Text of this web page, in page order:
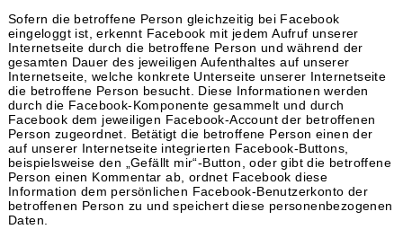
Sofern die betroffene Person gleichzeitig bei Facebook
eingeloggt ist, erkennt Facebook mit jedem Aufruf unserer
Internetseite durch die betroffene Person und während der
gesamten Dauer des jeweiligen Aufenthaltes auf unserer
Internetseite, welche konkrete Unterseite unserer Internetseite
die betroffene Person besucht. Diese Informationen werden
durch die Facebook-Komponente gesammelt und durch
Facebook dem jeweiligen Facebook-Account der betroffenen
Person zugeordnet. Betätigt die betroffene Person einen der
auf unserer Internetseite integrierten Facebook-Buttons,
beispielsweise den „Gefällt mir“-Button, oder gibt die betroffene
Person einen Kommentar ab, ordnet Facebook diese
Information dem persönlichen Facebook-Benutzerkonto der
betroffenen Person zu und speichert diese personenbezogenen
Daten.